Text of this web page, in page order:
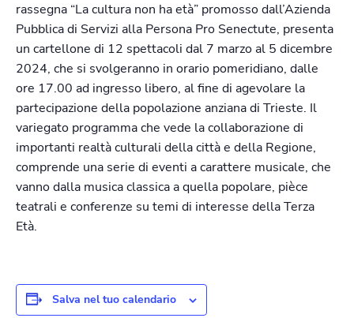
rassegna “La cultura non ha età” promosso dall’Azienda
Pubblica di Servizi alla Persona Pro Senectute, presenta
un cartellone di 12 spettacoli dal 7 marzo al 5 dicembre
2024, che si svolgeranno in orario pomeridiano, dalle
ore 17.00 ad ingresso libero, al fine di agevolare la
partecipazione della popolazione anziana di Trieste. Il
variegato programma che vede la collaborazione di
importanti realtà culturali della città e della Regione,
comprende una serie di eventi a carattere musicale, che
vanno dalla musica classica a quella popolare, pièce
teatrali e conferenze su temi di interesse della Terza
Età.
Salva nel tuo calendario